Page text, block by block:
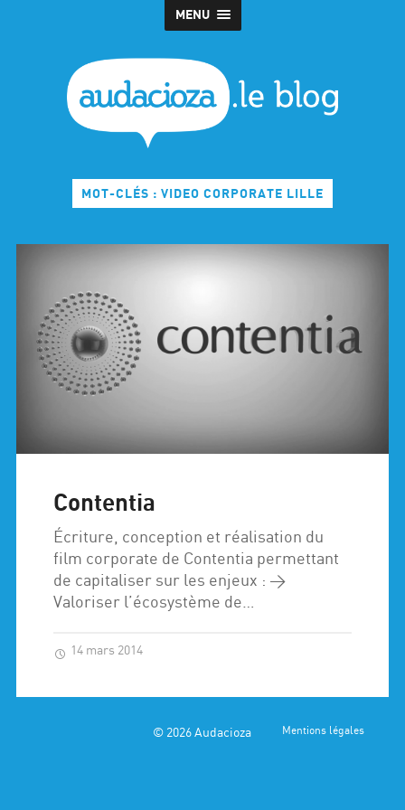
MENU
MOT-CLÉS : VIDEO CORPORATE LILLE
Contentia
Écriture, conception et réalisation du
film corporate de Contentia permettant
de capitaliser sur les enjeux : >
Valoriser l’écosystème de…
14 mars 2014
© 2026Audacioza Mentions légales